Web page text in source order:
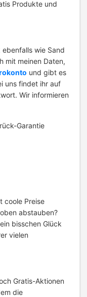
Produkte und
wie Sand
mit meinen Daten,
und gibt es
uns findet ihr auf
Wir informieren
Garantie
coole Preise
abstauben?
bisschen Glück
vielen
Gratis-Aktionen
die